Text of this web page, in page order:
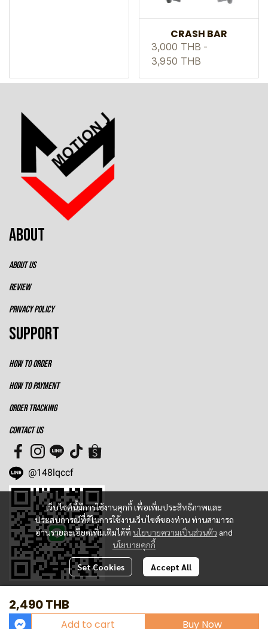
CRASH BAR
3,000 THB -
3,950 THB
2,490 THB
Add to cart Buy Now
เว็บไซต์นี้มีการใช้งานคุกกี้ เพื่อเพิ่มประสิทธิภาพและ
ประสบการณ์ที่ดีในการใช้งานเว็บไซต์ของท่าน ท่านสามารถ
อ่านรายละเอียดเพิ่มเติมได้ที่ นโยบายความเป็นส่วนตัว and
นโยบายคุกกี้
Set Cookies Accept All
ABOUT
ABOUT US
REVIEW
PRIVACY POLICY
SUPPORT
HOW TO ORDER
HOW TO PAYMENT
ORDER TRACKING
CONTACT US
@148lqccf
Today Visitor343